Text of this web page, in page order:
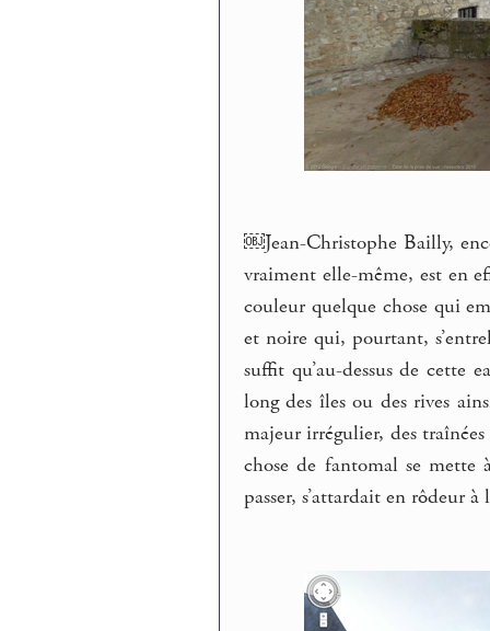
￼Jean-Christophe Bailly,
vraiment elle-même, est en
couleur quelque chose qui
et noire qui, pourtant,
suffit qu’au-dessus de cette
long des îles ou des rives
majeur irrégulier, des
chose de fantomal se
passer, s’attardait en rôdeur